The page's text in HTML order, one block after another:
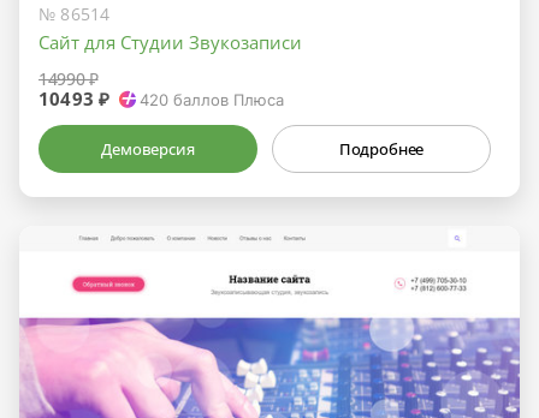
№ 86514
Сайт для Студии Звукозаписи
14990 ₽
10493 ₽ 420 баллов Плюса
Демоверсия Подробнее